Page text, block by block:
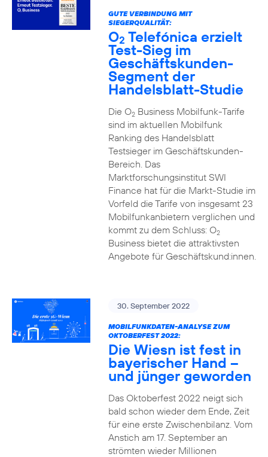
GUTE VERBINDUNG MIT
SIEGERQUALITÄT:
O2 Telefónica erzielt
Test-Sieg im
Geschäftskunden-
Segment der
Handelsblatt-Studie
Die O2Business Mobilfunk-Tarife
sind im aktuellen Mobilfunk
Ranking des Handelsblatt
Testsieger im Geschäftskunden-
Bereich. Das
Marktforschungsinstitut SWI
Finance hat für die Markt-Studie im
Vorfeld die Tarife von insgesamt 23
Mobilfunkanbietern verglichen und
kommt zu dem Schluss: O2
Business bietet die attraktivsten
Angebote für Geschäftskund:innen.
30. September 2022
MOBILFUNKDATEN-ANALYSE ZUM
OKTOBERFEST 2022:
Die Wiesn ist fest in
bayerischer Hand –
und jünger geworden
Das Oktoberfest 2022 neigt sich
bald schon wieder dem Ende, Zeit
für eine erste Zwischenbilanz. Vom
Anstich am 17. September an
strömten wieder Millionen